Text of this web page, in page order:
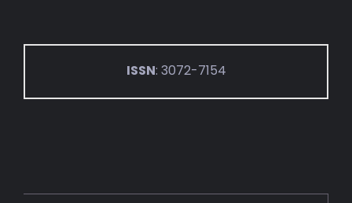
ISSN: 3072-7154